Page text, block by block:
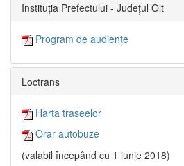
Instituția Prefectului - Județul Olt
Program de audiențe
Loctrans
Harta traseelor
Orar autobuze
(valabil începând cu 1 iunie 2018)